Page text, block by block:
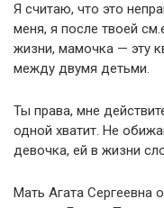
Я считаю, что это
меня, я после твоей
жизни, мамочка — эту
между двумя детьми.
Ты права, мне
одной хватит. Не
девочка, ей в жизни
Мать Агата Сергеевна